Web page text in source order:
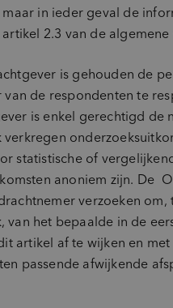
in ieder geval de
2.3 van de
is gehouden de
van de respondenten te
is enkel gerechtigd de
verkregen
statistische of
anoniem zijn. De
verzoeken om,
van het bepaalde in de
artikel af te wijken en
passende afwijkende